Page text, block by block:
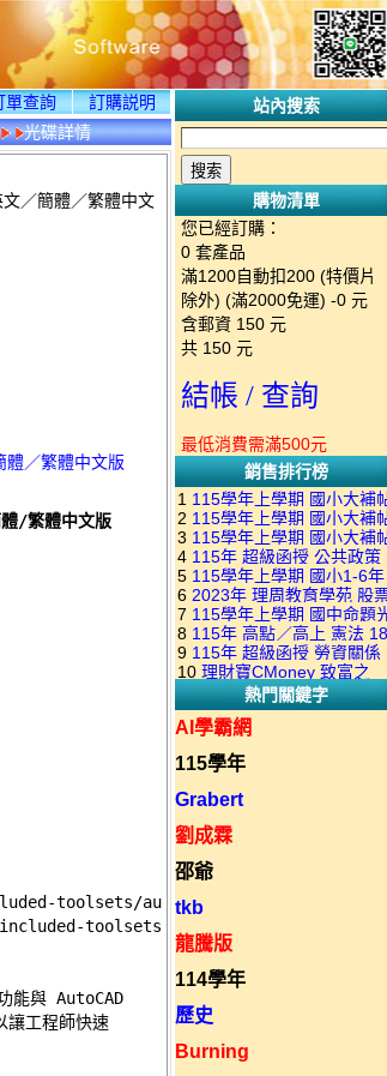
單查詢
訂購説明
光碟詳情
／簡體／繁體中文
體／繁體中文版
/繁體中文版
toolsets/autocad-mechanical
toolsets/autocad-mechanical
能與 AutoCAD
工程師快速
站內搜索
購物清單
您已經訂購：
0 套產品
滿1200自動扣200 (特價片
除外) (滿2000免運) -0 元
含郵資 150 元
共 150 元
結帳 / 查詢
最低消費需滿500元
銷售排行榜
1 115學年上學期 國小大補
南一版 國語+數學+社會+生
+自然 1-6年級 教學光碟DVD
版(3DVD)
2 115學年上學期 國小大補
康軒版 國語+數學+社會+生
+自然 1-6年級 教學光碟DVD
版(3DVD)
3 115學年上學期 國小大補
翰林版 國語+數學+社會+生活
+自然 1-6年級 教學光碟DVD
版(3DVD)
4 115年 超級函授 公共政策
22堂課+總複習 張楚老師 含
PDF講義 函授DVD(9DVD)
5 115學年上學期 國小1-6年
級 習作解答(含康軒.南一.翰
全版本.全科目)合輯版 DVD
6 2023年 理周教育學苑 股
當沖煉金術 主講：朱家泓 國
語發音 DVD版
7 115學年上學期 國中命題
碟 翰林版 英文科 1-3年級 題
庫光碟
8 115年 高點／高上 憲法 18
堂課 宗台大老師 含PDF講義
函授DVD(8DVD)【適用於律
師司法考試】
9 115年 超級函授 勞資關係
概要 11堂課+總複習 陸川老
師 含PDF講義 函授
DVD(5DVD)
10 理財寶CMoney 致富之
道：上班族飆股攻略班 主
講：朱家泓+林穎 國語發音
熱門關鍵字
AI學霸網
115學年
Grabert
劉成霖
邵爺
tkb
龍騰版
114學年
歷史
Burning